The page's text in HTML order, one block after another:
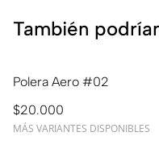
También
Polera Aero #02
$20.000
MÁS VARIANTES DISPONIBLES